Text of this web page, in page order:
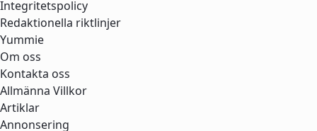
Integritetspolicy
Redaktionella riktlinjer
Yummie
Om oss
Kontakta oss
Allmänna Villkor
Artiklar
Annonsering